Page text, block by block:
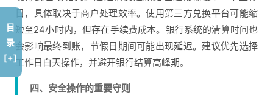
日，具体取决于商户处理效率。使用第三方兑换平台可能缩
短至24小时内，但存在手续费成本。银行系统的清算时间也
会影响最终到账，节假日期间可能出现延迟。建议优先选择
工作日白天操作，并避开银行结算高峰期。
四、安全操作的重要守则
目
录
[+]